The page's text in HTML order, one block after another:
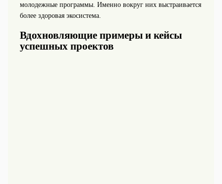
молодежные программы. Именно вокруг них выстраивается
более здоровая экосистема.
Вдохновляющие примеры и кейсы
успешных проектов